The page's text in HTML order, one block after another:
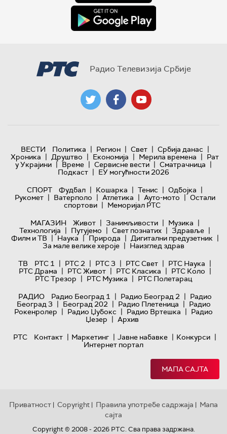
Радио Телевизија Србије
ВЕСТИ Политика | Регион | Свет | Србија данас |
Хроника | Друштво | Економија | Мерила времена | Рат
у Украјини | Време | Сервисне вести | Сматрачница |
Подкаст | ЕУ могућности 2026
СПОРТ
Фудбал | Кошарка | Тенис | Одбојка |
Рукомет | Ватерполо | Атлетика | Ауто-мото | Остали
спортови | Меморијал РТС
МАГАЗИН
Живот | Занимљивости | Музика |
Технологијa | Путујемо | Свет познатих | Здравље |
Филм и ТВ | Наука | Природа | Дигитални предузетник |
За мале велике хероје | Наизглед здрав
ТВ
РТС 1 | РТС 2 | РТС 3 | РТС Свет | РТС Наука |
РТС Драма | РТС Живот | РТС Класика | РТС Коло |
РТС Трезор | РТС Музика | РТС Полетарац
РАДИО
Радио Београд 1 | Радио Београд 2 | Радио
Београд 3 | Београд 202 | Радио Плетеница | Радио
Рокенролер | Радио Џубокс | Радио Вртешка | Радио
Џезер | Архив
РТС
Контакт | Маркетинг | Јавне набавке | Конкурси |
Интернет портал
МАПА САЈТА
Приватност | Copyright | Правила употребе садржаја | Мапа
сајта
Copyright © 2008 - 2026 РТС. Сва права задржана.